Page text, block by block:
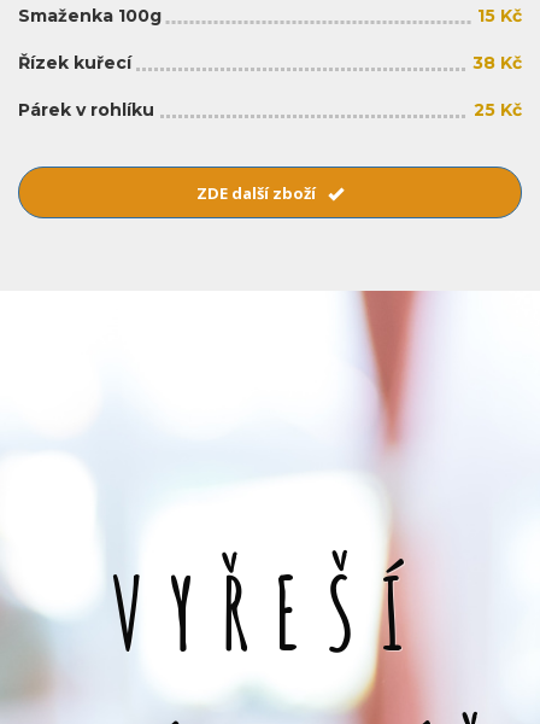
Smaženka 100g 15 Kč
Řízek kuřecí 38 Kč
Párek v rohlíku 25 Kč
ZDE další zboží
VYŘEŠÍ